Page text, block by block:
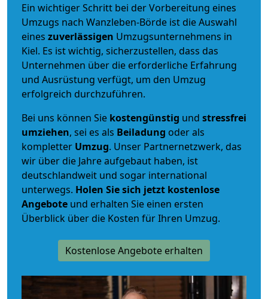
Ein wichtiger Schritt bei der Vorbereitung eines
Umzugs nach Wanzleben-Börde ist die Auswahl
eines zuverlässigen Umzugsunternehmens in
Kiel. Es ist wichtig, sicherzustellen, dass das
Unternehmen über die erforderliche Erfahrung
und Ausrüstung verfügt, um den Umzug
erfolgreich durchzuführen.
Bei uns können Sie kostengünstig und stressfrei
umziehen, sei es als Beiladung oder als
kompletter Umzug. Unser Partnernetzwerk, das
wir über die Jahre aufgebaut haben, ist
deutschlandweit und sogar international
unterwegs. Holen Sie sich jetzt kostenlose
Angebote und erhalten Sie einen ersten
Überblick über die Kosten für Ihren Umzug.
Kostenlose Angebote erhalten